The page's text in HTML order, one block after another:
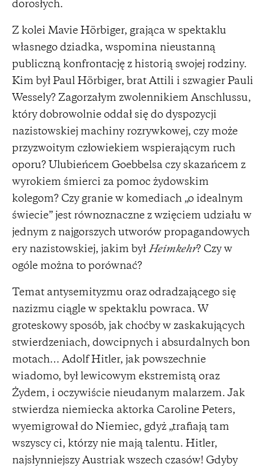
dorosłych.
Z kolei Mavie Hörbiger, grająca w spektaklu
własnego dziadka, wspomina nieustanną
publiczną konfrontację z historią swojej rodziny.
Kim był Paul Hörbiger, brat Attili i szwagier Pauli
Wessely? Zagorzałym zwolennikiem Anschlussu,
który dobrowolnie oddał się do dyspozycji
nazistowskiej machiny rozrywkowej, czy może
przyzwoitym człowiekiem wspierającym ruch
oporu? Ulubieńcem Goebbelsa czy skazańcem z
wyrokiem śmierci za pomoc żydowskim
kolegom? Czy granie w komediach „o idealnym
świecie” jest równoznaczne z wzięciem udziału w
jednym z najgorszych utworów propagandowych
ery nazistowskiej, jakim był Heimkehr? Czy w
ogóle można to porównać?
Temat antysemityzmu oraz odradzającego się
nazizmu ciągle w spektaklu powraca. W
groteskowy sposób, jak choćby w zaskakujących
stwierdzeniach, dowcipnych i absurdalnych bon
motach… Adolf Hitler, jak powszechnie
wiadomo, był lewicowym ekstremistą oraz
Żydem, i oczywiście nieudanym malarzem. Jak
stwierdza niemiecka aktorka Caroline Peters,
wyemigrował do Niemiec, gdyż „trafiają tam
wszyscy ci, którzy nie mają talentu. Hitler,
najsłynniejszy Austriak wszech czasów! Gdyby